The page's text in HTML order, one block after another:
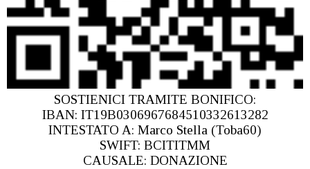
SOSTIENICI TRAMITE BONIFICO:
IBAN: IT19B0306967684510332613282
INTESTATO A: Marco Stella (Toba60)
SWIFT: BCITITMM
CAUSALE: DONAZIONE